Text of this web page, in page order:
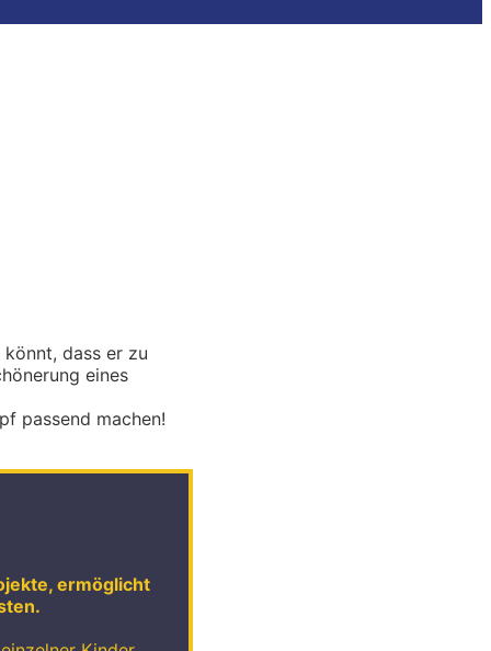
dass er zu
eines
passend machen!
ermöglicht